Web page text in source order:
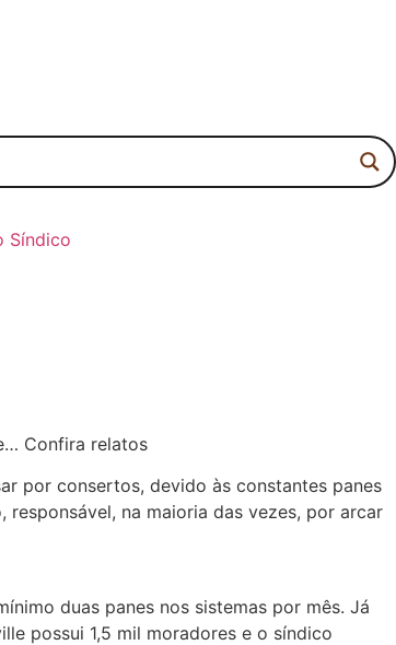
Síndico
Confira relatos
por consertos, devido às constantes panes
na maioria das vezes, por arcar
duas panes nos sistemas por mês. Já
possui 1,5 mil moradores e o síndico